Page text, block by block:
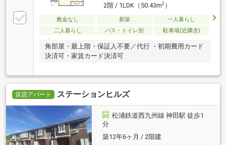
2階 / 1LDK（50.43m2）
敷金なし 新築
一人暮らし
二人暮らし
バス・トイレ別 駐車場(近隣含)
角部屋・最上階・保証人不要／代行 ・初期費用カード
決済可・家賃カード決済可
賃貸アパート ステーションヒルズ
松浦鉄道西九州線 神田駅 徒歩1
分
築12年6ヶ月 / 2階建